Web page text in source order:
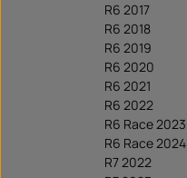
R6 2017
R6 2018
R6 2019
R6 2020
R6 2021
R6 2022
R6 Race 2023
R6 Race 2024
R7 2022